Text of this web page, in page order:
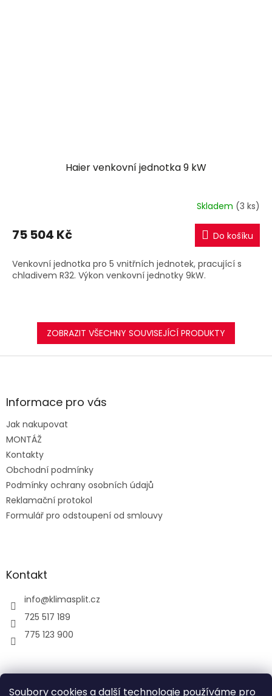
Soubory cookies a další technologie používáme pro
Haier venkovní jednotka 9 kW
Skladem (3 ks)
75 504 Kč Do košíku
Venkovní jednotka pro 5 vnitřních jednotek, pracující s
chladivem R32. Výkon venkovní jednotky 9kW.
ZOBRAZIT VŠECHNY SOUVISEJÍCÍ PRODUKTY
Z
aInformace pro vás
Jak nakupovat
MONTÁŽ
Kontakty
Obchodní podmínky
Podmínky ochrany osobních údajů
Reklamační protokol
Formulář pro odstoupení od smlouvy
Kontakt
info@klimasplit.cz
725 517 189
775 123 900
air-cool